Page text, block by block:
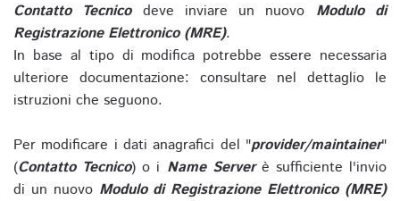
Contatto Tecnicodeve inviare un nuovo Modulo di
Registrazione Elettronico (MRE).
In base al tipo di modifica potrebbe essere necessaria
ulteriore documentazione: consultare nel dettaglio le
istruzioni che seguono.
Per modificare i dati anagrafici del "provider/maintainer"
(Contatto Tecnico) o i Name Serverè sufficiente l'invio
di un nuovo Modulo di Registrazione Elettronico (MRE)